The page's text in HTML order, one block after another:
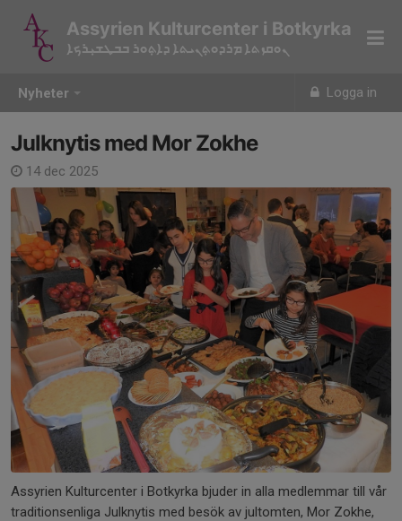
Nyheter Logga in
Assyrien Kulturcenter i Botkyrka
ܢܘܩܙܬܐ ܡܪܕܘܬ݂ܢܝܬܐ ܕܐܬ݂ܘܪ ܒܒܛܫܝ݂ܪܟܐ
Jul­knytis med Mor Zokhe
14 dec 2025
Assyrien Kulturcenter i Botkyrka bjuder in alla medlemmar till vår
traditionsenliga Julknytis med besök av jultomten, Mor Zokhe,